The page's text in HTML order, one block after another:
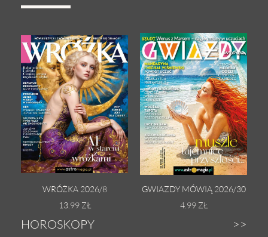
WRÓŻKA 2026/8
13.99 ZŁ
GWIAZDY MÓWIĄ 2026/30
4.99 ZŁ
HOROSKOPY